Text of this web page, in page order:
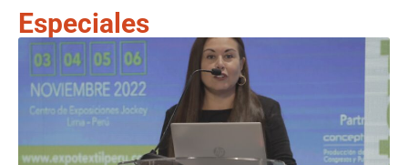
Especiales